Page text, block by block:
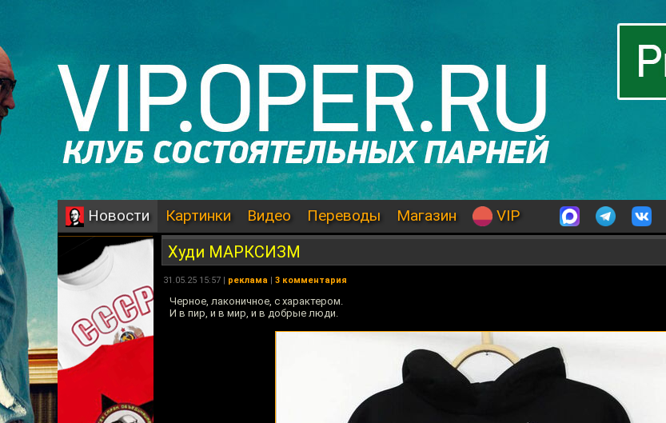
Новости Картинки Видео Переводы Магазин VIP
Худи МАРКСИЗМ
31.05.25 15:57 | реклама | 3 комментария
Черное, лаконичное, с характером.
И в пир, и в мир, и в добрые люди.